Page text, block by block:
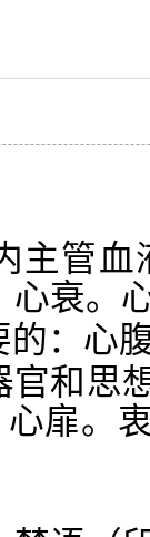
管血
心衰。
：心
和思
扉。